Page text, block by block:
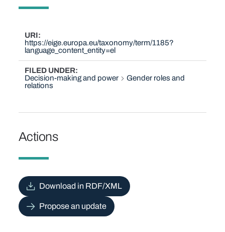
URI
https://eige.europa.eu/taxonomy/term/1185?
language_content_entity=el
FILED UNDER
Decision-making and power
Gender roles and
relations
Actions
Download in RDF/XML
Propose an update